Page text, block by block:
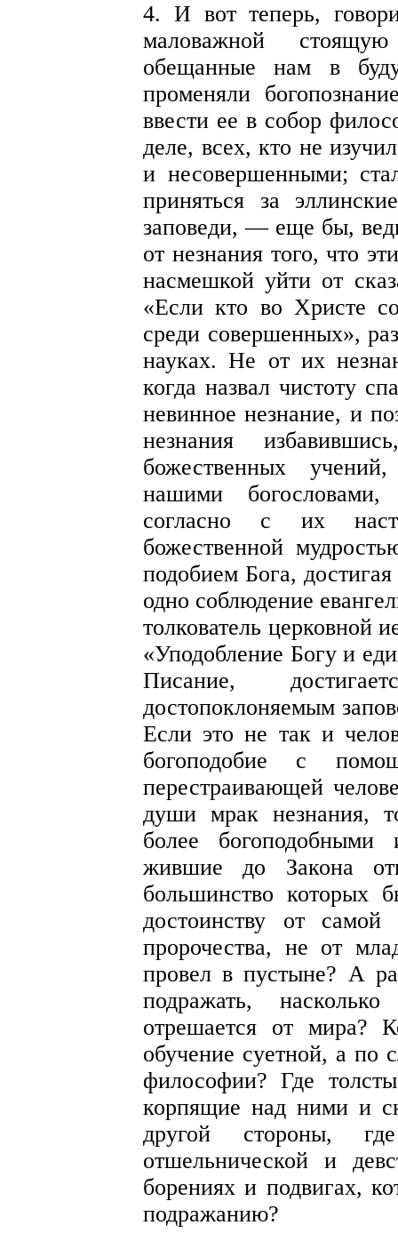
4. И вот теперь,
маловажной
обещанные нам в
променяли
ввести ее в собор
деле, всех, кто не
и несовершенными;
приняться за
заповеди, — еще бы,
от незнания того, что
насмешкой уйти от
«Если кто во Христе
среди совершенных»,
науках. Не от их
когда назвал чистоту
невинное незнание, и
незнания
божественных
нашими
согласно с их
божественной
подобием Бога,
одно соблюдение
толкователь церковной
«Уподобление Богу и
Писание,
достопоклоняемым
Если это не так и
богоподобие с
перестраивающей
души мрак незнания,
более
жившие до Закона
большинство которых
достоинству от
пророчества, не от
провел в пустыне? А
подражать,
отрешается от мира?
обучение суетной, а по
философии? Где
корпящие над ними и
другой стороны,
отшельнической и
борениях и подвигах,
подражанию?